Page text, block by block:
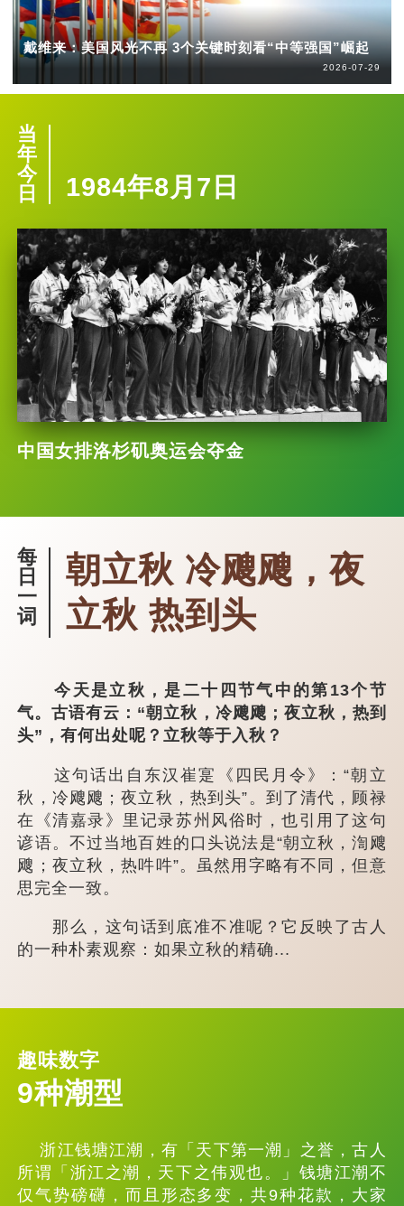
戴维来：美国风光不再 3个关键时刻看“中等强国”崛起
2026-07-29
当
年
今
日
1984年8月7日
中国女排洛杉矶奥运会夺金
每
日
一
词
朝立秋 冷飕飕，夜
立秋 热到头
今天是立秋，是二十四节气中的第13个节
气。古语有云：“朝立秋，冷飕飕；夜立秋，热到
头”，有何出处呢？立秋等于入秋？
这句话出自东汉崔寔《四民月令》：“朝立
秋，冷飕飕；夜立秋，热到头”。到了清代，顾禄
在《清嘉录》里记录苏州风俗时，也引用了这句
谚语。不过当地百姓的口头说法是“朝立秋，渹飕
飕；夜立秋，热吽吽”。虽然用字略有不同，但意
思完全一致。
那么，这句话到底准不准呢？它反映了古人
的一种朴素观察：如果立秋的精确...
趣味数字
9种潮型
浙江钱塘江潮，有「天下第一潮」之誉，古人
所谓「浙江之潮，天下之伟观也。」钱塘江潮不
仅气势磅礴，而且形态多变，共9种花款，大家